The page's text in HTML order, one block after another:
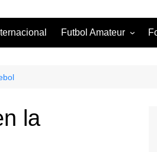
Futbol Amateur
la